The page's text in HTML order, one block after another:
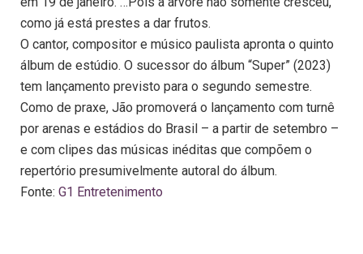
como já está prestes a dar frutos.
O cantor, compositor e músico paulista apronta o quinto
álbum de estúdio. O sucessor do álbum “Super” (2023)
tem lançamento previsto para o segundo semestre.
Como de praxe, Jão promoverá o lançamento com turnê
por arenas e estádios do Brasil – a partir de setembro –
e com clipes das músicas inéditas que compõem o
repertório presumivelmente autoral do álbum.
Fonte: G1 Entretenimento